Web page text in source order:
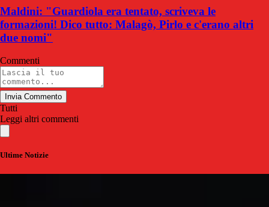
Maldini: "Guardiola era tentato, scriveva le
formazioni! Dico tutto: Malagò, Pirlo e c'erano altri
due nomi"
Commenti
Invia Commento
Tutti
Leggi altri commenti
Ultime Notizie